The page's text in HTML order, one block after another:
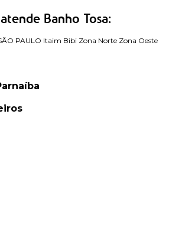
Banho Tosa:
PAULO Itaim Bibi Zona Norte Zona Oeste